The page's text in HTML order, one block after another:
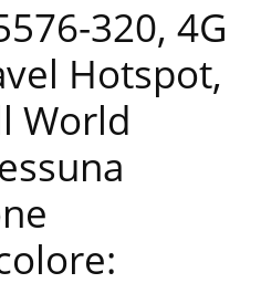
320, 4G
Hotspot,
World